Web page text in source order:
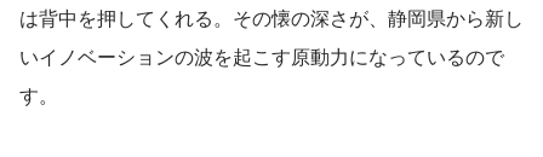
は背中を押してくれる。その懐の深さが、静岡県から新し
いイノベーションの波を起こす原動力になっているので
す。